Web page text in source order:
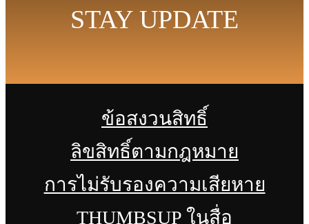
STAY UPDATE
ข้อสงวนสิทธิ์
ลิขสิทธิ์ตามกฎหมาย
การไม่รับรองความเสียหาย
THUMBSUP ในสื่อ